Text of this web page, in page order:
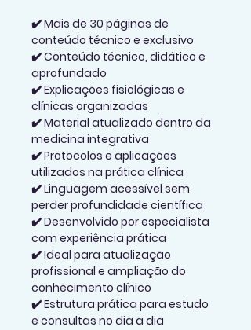
✔️ Mais de 30 páginas de
conteúdo técnico e exclusivo
✔️ Conteúdo técnico, didático e
aprofundado
✔️ Explicações fisiológicas e
clínicas organizadas
✔️ Material atualizado dentro da
medicina integrativa
✔️ Protocolos e aplicações
utilizados na prática clínica
✔️ Linguagem acessível sem
perder profundidade científica
✔️ Desenvolvido por especialista
com experiência prática
✔️ Ideal para atualização
profissional e ampliação do
conhecimento clínico
✔️ Estrutura prática para estudo
e consultas no dia a dia